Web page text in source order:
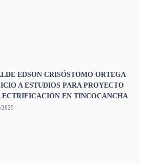
EDSON CRISÓSTOMO ORTEGA
A ESTUDIOS PARA PROYECTO
EN TINCOCANCHA
2025